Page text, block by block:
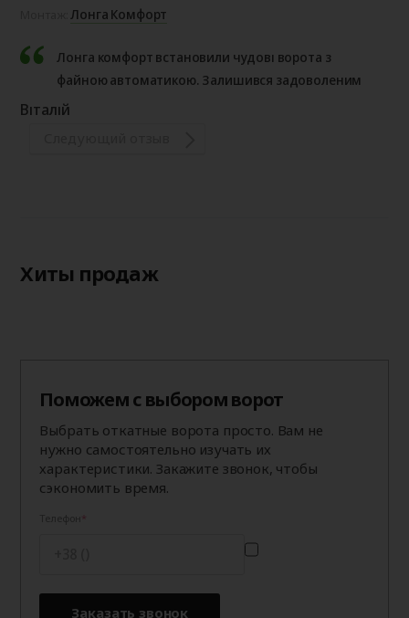
Лонга Комфорт
Лонга комфорт встановили чудові ворота з
файною автоматикою. Залишився задоволеним
Віталій
Хиты продаж
Поможем с выбором ворот
Выбрать откатные ворота просто. Вам не
нужно самостоятельно изучать их
характеристики. Закажите звонок, чтобы
сэкономить время.
Заказать звонок